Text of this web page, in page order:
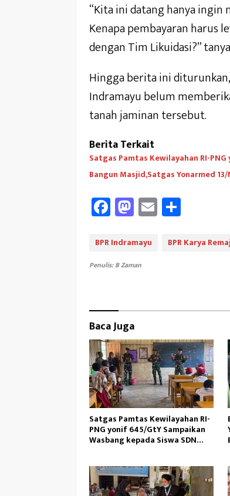
“Kita ini datang hanya
Kenapa pembayaran harus
dengan Tim Likuidasi?”
Hingga berita ini
Indramayu belum
tanah jaminan tersebut.
Berita Terkait
Satgas Pamtas Kewilayahan RI-
Bangun Masjid,Satgas Yonarmed
Fa
ce
b
oo
M
as
to
d
E
m
ail e
BPR Indramayu BPR Karya
Penulis: B Zaman
Baca Juga
Satgas Pamtas Kewilayahan RI-
PNG yonif 645/GtY Sampaikan
Wasbang kepada Siswa SDN